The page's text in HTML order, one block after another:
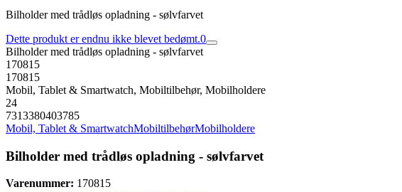
Bilholder med trådløs opladning - sølvfarvet
Dette produkt er endnu ikke blevet bedømt.0
Bilholder med trådløs opladning - sølvfarvet
170815
170815
Mobil, Tablet & Smartwatch, Mobiltilbehør, Mobilholdere
24
7313380403785
Mobil, Tablet & SmartwatchMobiltilbehørMobilholdere
Bilholder med trådløs opladning - sølvfarvet
Varenummer: 170815